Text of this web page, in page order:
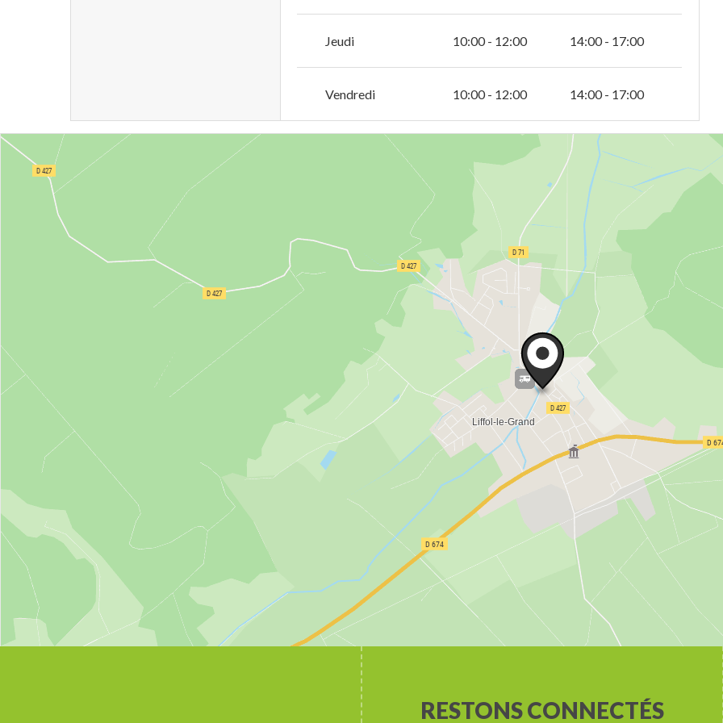
Jeudi 10:00 - 12:00 14:00 - 17:00
Vendredi 10:00 - 12:00 14:00 - 17:00
RESTONS CONNECTÉS